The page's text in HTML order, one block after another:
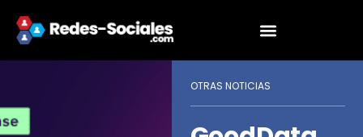
OTRAS NOTICIAS